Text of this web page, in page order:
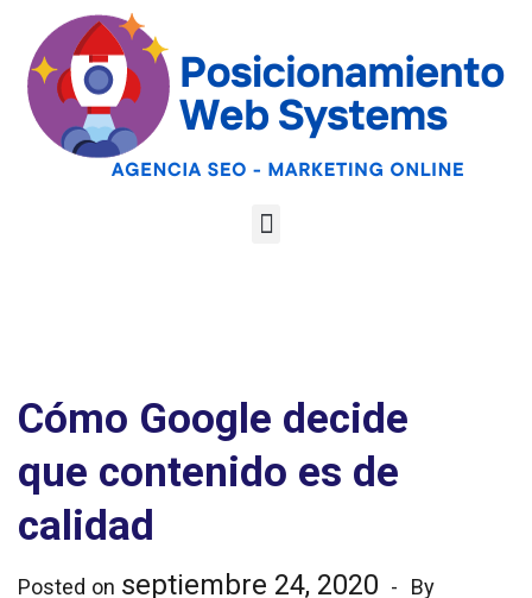
Cómo Google decide
que contenido es de
calidad
Posted on septiembre 24, 2020 By
Optimiza tu web
para las AI
Google
Overviews y los
LLMs
Analiza tu web gratis